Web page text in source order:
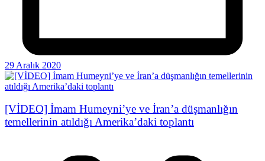
29 Aralık 2020
[VİDEO] İmam Humeyni’ye ve İran’a düşmanlığın
temellerinin atıldığı Amerika’daki toplantı